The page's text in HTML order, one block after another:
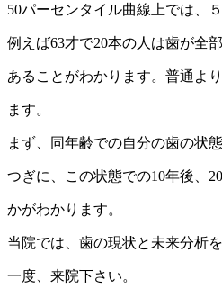
50パーセンタイル曲線上では、
例えば63才で20本の人は歯が全
あることがわかります。普通よ
ます。
まず、同年齢での自分の歯の状
つぎに、この状態での10年後、
かがわかります。
当院では、歯の現状と未来分析
一度、来院下さい。